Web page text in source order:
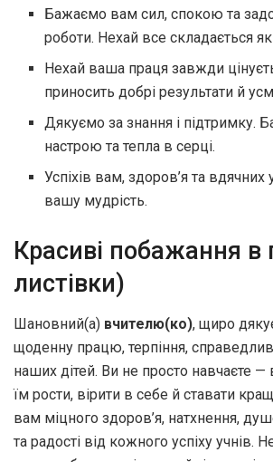
Бажаємо вам сил, спокою та
роботи. Нехай все складається
Нехай ваша праця завжди
приносить добрі результати й
Дякуємо за знання і підтримку.
настрою та тепла в серці.
Успіхів вам, здоров’я та
вашу мудрість.
Красиві побажання в
листівки)
Шановний(а) вчителю(ко), щиро
щоденну працю, терпіння,
наших дітей. Ви не просто навчаєте —
їм рости, вірити в себе й ставати
вам міцного здоров’я, натхнення,
та радості від кожного успіху учнів.